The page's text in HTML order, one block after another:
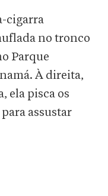
cigarra
no tronco
Parque
À direita,
ela pisca os
assustar